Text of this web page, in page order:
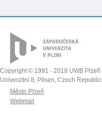
Copyright © 1991 - 2018 UWB Plzeň
Univerzitní 8, Pilsen, Czech Republic
Město Plzeň
Webmail